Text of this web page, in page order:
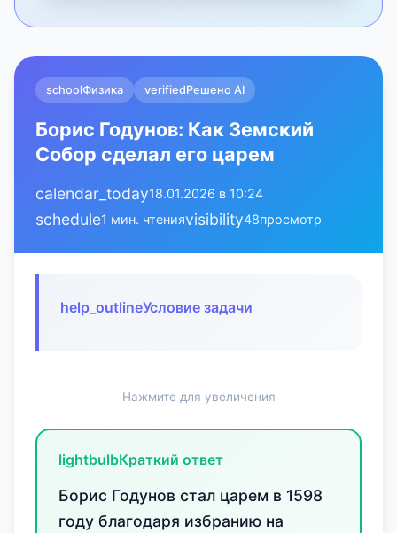
schoolФизика verifiedРешено AI
Борис Годунов: Как Земский
Собор сделал его царем
calendar_today18.01.2026 в 10:24
schedule1 мин. чтенияvisibility48просмотр
help_outlineУсловие задачи
Нажмите для увеличения
lightbulbКраткий ответ
Борис Годунов стал царем в 1598
году благодаря избранию на